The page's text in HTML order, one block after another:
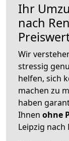
Ihr
nach
Wir
stressig
helfen, sich
machen zu
haben
Ihnen ohne
Leipzig nach